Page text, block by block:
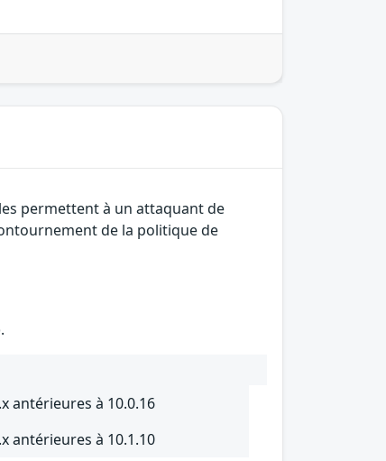
permettent à un attaquant de
de la politique de
antérieures à 10.0.16
antérieures à 10.1.10